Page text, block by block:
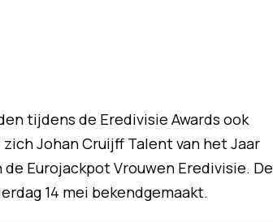
tijdens de Eredivisie Awards ook
Johan Cruijff Talent van het Jaar
Eurojackpot Vrouwen Eredivisie. De
14 mei bekendgemaakt.